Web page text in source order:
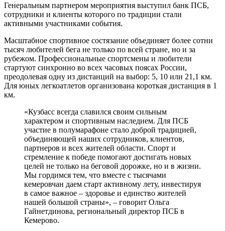
Генеральным партнером мероприятия выступил банк ПСБ,
сотрудники и клиенты которого по традиции стали
активными участниками события.
Масштабное спортивное состязание объединяет более сотни
тысяч любителей бега не только по всей стране, но и за
рубежом. Профессиональные спортсмены и любители
стартуют синхронно во всех часовых поясах России,
преодолевая одну из дистанций на выбор: 5, 10 или 21,1 км.
Для юных легкоатлетов организована короткая дистанция в 1
км.
«Кузбасс всегда славился своим сильным
характером и спортивным наследием. Для ПСБ
участие в полумарафоне стало доброй традицией,
объединяющей наших сотрудников, клиентов,
партнеров и всех жителей области. Спорт и
стремление к победе помогают достигать новых
целей не только на беговой дорожке, но и в жизни.
Мы гордимся тем, что вместе с тысячами
кемеровчан даем старт активному лету, инвестируя
в самое важное – здоровье и единство жителей
нашей большой страны», – говорит Ольга
Гайнетдинова, региональный директор ПСБ в
Кемерово.